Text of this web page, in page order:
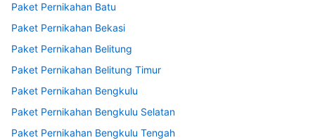
Paket Pernikahan Batu
Paket Pernikahan Bekasi
Paket Pernikahan Belitung
Paket Pernikahan Belitung Timur
Paket Pernikahan Bengkulu
Paket Pernikahan Bengkulu Selatan
Paket Pernikahan Bengkulu Tengah